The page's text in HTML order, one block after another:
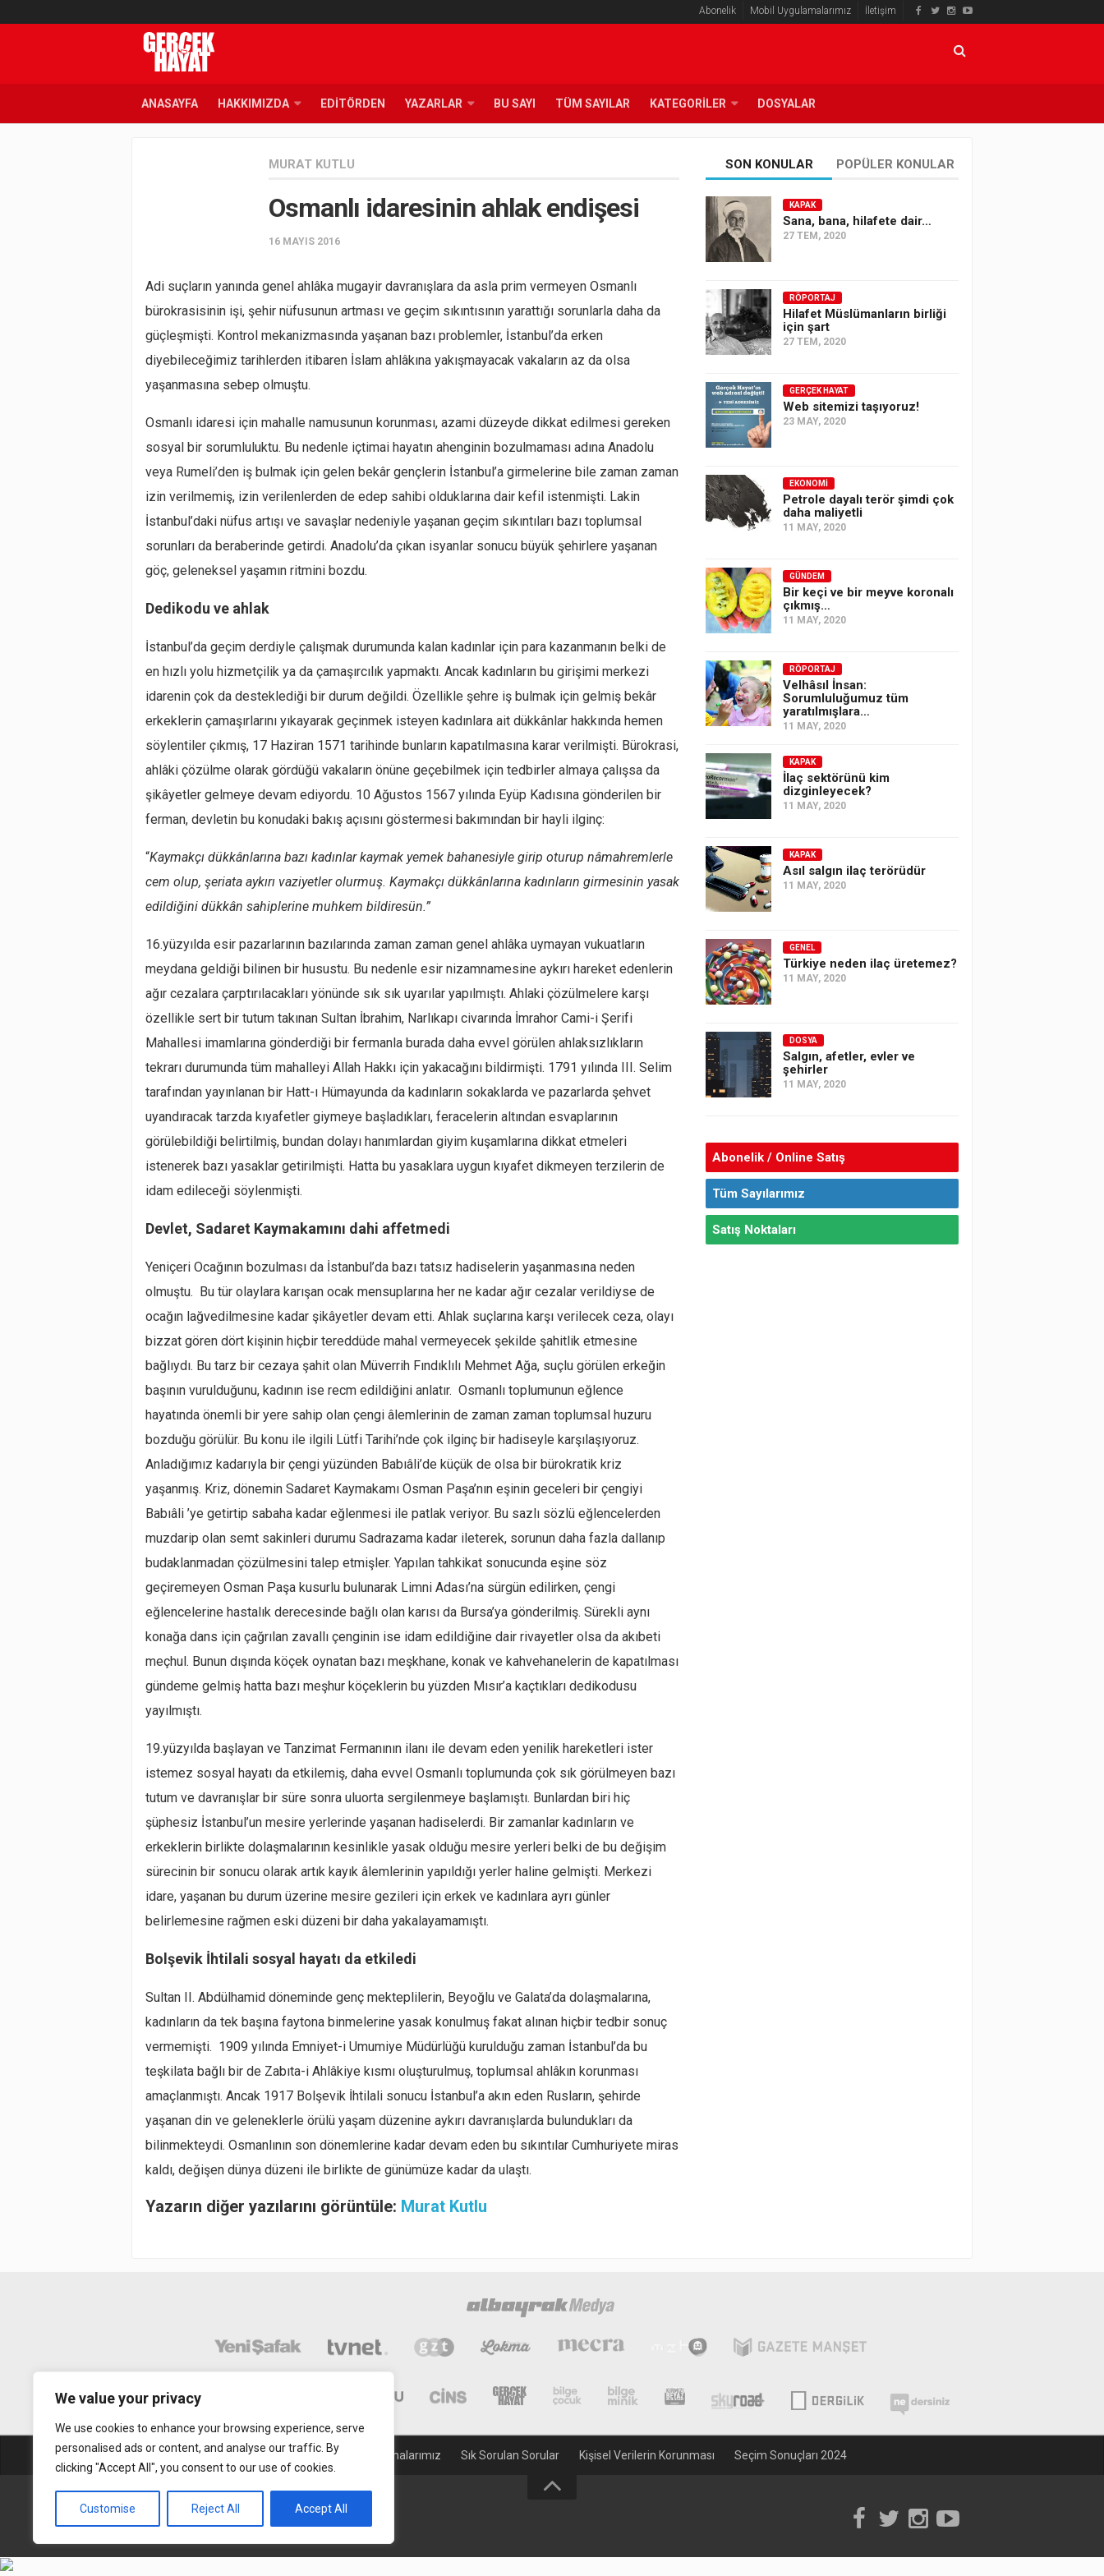
We value your privacy
We use cookies to enhance your browsing experience, serve
personalised ads or content, and analyse our traffic. By
clicking "Accept All", you consent to our use of cookies.
Customise Reject All Accept All
Abonelik Mobil Uygulamalarımız İletişim
ANASAYFA HAKKIMIZDA EDITÖRDEN YAZARLAR BU SAYI TÜM SAYILAR KATEGORILER DOSYALAR
MURAT KUTLU
Osmanlı idaresinin ahlak endişesi
16 MAYIS 2016
Adi suçların yanında genel ahlâka mugayir davranışlara da asla prim vermeyen Osmanlı
bürokrasisinin işi, şehir nüfusunun artması ve geçim sıkıntısının yarattığı sorunlarla daha da
güçleşmişti. Kontrol mekanizmasında yaşanan bazı problemler, İstanbul’da erken
diyebileceğimiz tarihlerden itibaren İslam ahlâkına yakışmayacak vakaların az da olsa
yaşanmasına sebep olmuştu.
Osmanlı idaresi için mahalle namusunun korunması, azami düzeyde dikkat edilmesi gereken
sosyal bir sorumluluktu. Bu nedenle içtimai hayatın ahenginin bozulmaması adına Anadolu
veya Rumeli’den iş bulmak için gelen bekâr gençlerin İstanbul’a girmelerine bile zaman zaman
izin verilmemiş, izin verilenlerden de edep sahibi olduklarına dair kefil istenmişti. Lakin
İstanbul’daki nüfus artışı ve savaşlar nedeniyle yaşanan geçim sıkıntıları bazı toplumsal
sorunları da beraberinde getirdi. Anadolu’da çıkan isyanlar sonucu büyük şehirlere yaşanan
göç, geleneksel yaşamın ritmini bozdu.
Dedikodu ve ahlak
İstanbul’da geçim derdiyle çalışmak durumunda kalan kadınlar için para kazanmanın belki de
en hızlı yolu hizmetçilik ya da çamaşırcılık yapmaktı. Ancak kadınların bu girişimi merkezi
idarenin çok da desteklediği bir durum değildi. Özellikle şehre iş bulmak için gelmiş bekâr
erkeklerin çamaşırlarını yıkayarak geçinmek isteyen kadınlara ait dükkânlar hakkında hemen
söylentiler çıkmış, 17 Haziran 1571 tarihinde bunların kapatılmasına karar verilmişti. Bürokrasi,
ahlâki çözülme olarak gördüğü vakaların önüne geçebilmek için tedbirler almaya çalışsa da
şikâyetler gelmeye devam ediyordu. 10 Ağustos 1567 yılında Eyüp Kadısına gönderilen bir
ferman, devletin bu konudaki bakış açısını göstermesi bakımından bir hayli ilginç:
“Kaymakçı dükkânlarına bazı kadınlar kaymak yemek bahanesiyle girip oturup nâmahremlerle
cem olup, şeriata aykırı vaziyetler olurmuş. Kaymakçı dükkânlarına kadınların girmesinin yasak
edildiğini dükkân sahiplerine muhkem bildiresün.”
16.yüzyılda esir pazarlarının bazılarında zaman zaman genel ahlâka uymayan vukuatların
meydana geldiği bilinen bir husustu. Bu nedenle esir nizamnamesine aykırı hareket edenlerin
ağır cezalara çarptırılacakları yönünde sık sık uyarılar yapılmıştı. Ahlaki çözülmelere karşı
özellikle sert bir tutum takınan Sultan İbrahim, Narlıkapı civarında İmrahor Cami-i Şerifi
Mahallesi imamlarına gönderdiği bir fermanla burada daha evvel görülen ahlaksızlıkların
tekrarı durumunda tüm mahalleyi Allah Hakkı için yakacağını bildirmişti. 1791 yılında III. Selim
tarafından yayınlanan bir Hatt-ı Hümayunda da kadınların sokaklarda ve pazarlarda şehvet
uyandıracak tarzda kıyafetler giymeye başladıkları, feracelerin altından esvaplarının
görülebildiği belirtilmiş, bundan dolayı hanımlardan giyim kuşamlarına dikkat etmeleri
istenerek bazı yasaklar getirilmişti. Hatta bu yasaklara uygun kıyafet dikmeyen terzilerin de
idam edileceği söylenmişti.
Devlet, Sadaret Kaymakamını dahi affetmedi
Yeniçeri Ocağının bozulması da İstanbul’da bazı tatsız hadiselerin yaşanmasına neden
olmuştu. Bu tür olaylara karışan ocak mensuplarına her ne kadar ağır cezalar verildiyse de
ocağın lağvedilmesine kadar şikâyetler devam etti. Ahlak suçlarına karşı verilecek ceza, olayı
bizzat gören dört kişinin hiçbir tereddüde mahal vermeyecek şekilde şahitlik etmesine
bağlıydı. Bu tarz bir cezaya şahit olan Müverrih Fındıklılı Mehmet Ağa, suçlu görülen erkeğin
başının vurulduğunu, kadının ise recm edildiğini anlatır. Osmanlı toplumunun eğlence
hayatında önemli bir yere sahip olan çengi âlemlerinin de zaman zaman toplumsal huzuru
bozduğu görülür. Bu konu ile ilgili Lütfi Tarihi’nde çok ilginç bir hadiseyle karşılaşıyoruz.
Anladığımız kadarıyla bir çengi yüzünden Babıâli’de küçük de olsa bir bürokratik kriz
yaşanmış. Kriz, dönemin Sadaret Kaymakamı Osman Paşa’nın eşinin geceleri bir çengiyi
Babıâli ’ye getirtip sabaha kadar eğlenmesi ile patlak veriyor. Bu sazlı sözlü eğlencelerden
muzdarip olan semt sakinleri durumu Sadrazama kadar ileterek, sorunun daha fazla dallanıp
budaklanmadan çözülmesini talep etmişler. Yapılan tahkikat sonucunda eşine söz
geçiremeyen Osman Paşa kusurlu bulunarak Limni Adası’na sürgün edilirken, çengi
eğlencelerine hastalık derecesinde bağlı olan karısı da Bursa’ya gönderilmiş. Sürekli aynı
konağa dans için çağrılan zavallı çenginin ise idam edildiğine dair rivayetler olsa da akıbeti
meçhul. Bunun dışında köçek oynatan bazı meşkhane, konak ve kahvehanelerin de kapatılması
gündeme gelmiş hatta bazı meşhur köçeklerin bu yüzden Mısır’a kaçtıkları dedikodusu
yayılmıştı.
19.yüzyılda başlayan ve Tanzimat Fermanının ilanı ile devam eden yenilik hareketleri ister
istemez sosyal hayatı da etkilemiş, daha evvel Osmanlı toplumunda çok sık görülmeyen bazı
tutum ve davranışlar bir süre sonra uluorta sergilenmeye başlamıştı. Bunlardan biri hiç
şüphesiz İstanbul’un mesire yerlerinde yaşanan hadiselerdi. Bir zamanlar kadınların ve
erkeklerin birlikte dolaşmalarının kesinlikle yasak olduğu mesire yerleri belki de bu değişim
sürecinin bir sonucu olarak artık kayık âlemlerinin yapıldığı yerler haline gelmişti. Merkezi
idare, yaşanan bu durum üzerine mesire gezileri için erkek ve kadınlara ayrı günler
belirlemesine rağmen eski düzeni bir daha yakalayamamıştı.
Bolşevik İhtilali sosyal hayatı da etkiledi
Sultan II. Abdülhamid döneminde genç mekteplilerin, Beyoğlu ve Galata’da dolaşmalarına,
kadınların da tek başına faytona binmelerine yasak konulmuş fakat alınan hiçbir tedbir sonuç
vermemişti. 1909 yılında Emniyet-i Umumiye Müdürlüğü kurulduğu zaman İstanbul’da bu
teşkilata bağlı bir de Zabıta-i Ahlâkiye kısmı oluşturulmuş, toplumsal ahlâkın korunması
amaçlanmıştı. Ancak 1917 Bolşevik İhtilali sonucu İstanbul’a akın eden Rusların, şehirde
yaşanan din ve geleneklerle örülü yaşam düzenine aykırı davranışlarda bulundukları da
bilinmekteydi. Osmanlının son dönemlerine kadar devam eden bu sıkıntılar Cumhuriyete miras
kaldı, değişen dünya düzeni ile birlikte de günümüze kadar da ulaştı.
Yazarın diğer yazılarını görüntüle: Murat Kutlu
SON KONULAR POPÜLER KONULAR
KAPAK
Sana, bana, hilafete dair…
27 TEM, 2020
RÖPORTAJ
Hilafet Müslümanların birliği
için şart
27 TEM, 2020
GERÇEK HAYAT
Web sitemizi taşıyoruz!
23 MAY, 2020
EKONOMI
Petrole dayalı terör şimdi çok
daha maliyetli
11 MAY, 2020
GÜNDEM
Bir keçi ve bir meyve koronalı
çıkmış…
11 MAY, 2020
RÖPORTAJ
Velhâsıl İnsan:
Sorumluluğumuz tüm
yaratılmışlara…
11 MAY, 2020
KAPAK
İlaç sektörünü kim
dizginleyecek?
11 MAY, 2020
KAPAK
Asıl salgın ilaç terörüdür
11 MAY, 2020
GENEL
Türkiye neden ilaç üretemez?
11 MAY, 2020
DOSYA
Salgın, afetler, evler ve
şehirler
11 MAY, 2020
Abonelik / Online Satış
Tüm Sayılarımız
Satış Noktaları
Abonelik Mobil Uygulamalarımız Sık Sorulan Sorular Kişisel Verilerin Korunması Seçim Sonuçları 2024
Gerçek Hayat © 2015. Her hakkı sakldır.